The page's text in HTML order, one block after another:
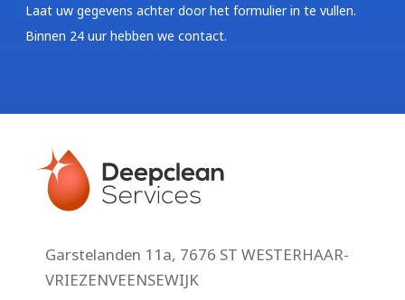
Laat uw gegevens achter door het formulier in te vullen.
Binnen 24 uur hebben we contact.
Garstelanden 11a, 7676 ST WESTERHAAR-
VRIEZENVEENSEWIJK